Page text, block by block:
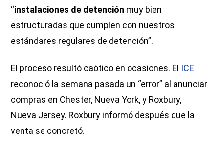
“instalaciones de detención muy bien
estructuradas que cumplen con nuestros
estándares regulares de detención”.
El proceso resultó caótico en ocasiones. El ICE
reconoció la semana pasada un “error” al anunciar
compras en Chester, Nueva York, y Roxbury,
Nueva Jersey. Roxbury informó después que la
venta se concretó.